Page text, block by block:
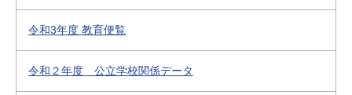
令和3年度 教育便覧
令和２年度 公立学校関係データ